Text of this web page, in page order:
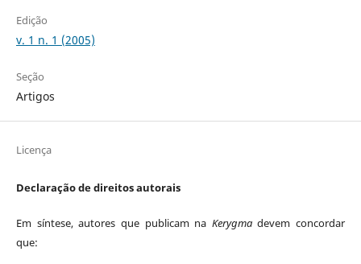
Edição
v. 1 n. 1 (2005)
Seção
Artigos
Licença
Declaração de direitos autorais
Em síntese, autores que publicam na Kerygmadevem concordar
que: